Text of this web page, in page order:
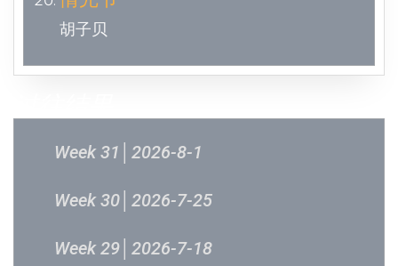
胡子贝
Week 31│2026-8-1
Week 30│2026-7-25
Week 29│2026-7-18